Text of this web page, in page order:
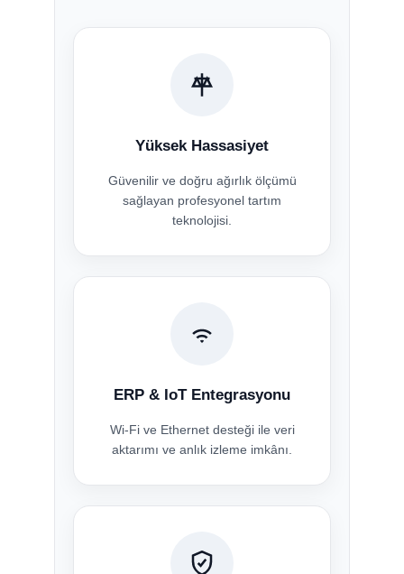
Yüksek Hassasiyet
Güvenilir ve doğru ağırlık ölçümü
sağlayan profesyonel tartım
teknolojisi.
ERP & IoT Entegrasyonu
Wi-Fi ve Ethernet desteği ile veri
aktarımı ve anlık izleme imkânı.